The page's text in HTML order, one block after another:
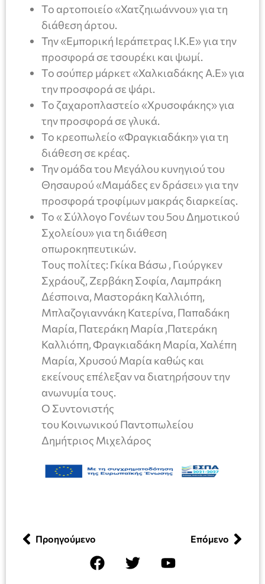
Το αρτοποιείο «Χατζηιωάννου» για τη
διάθεση άρτου.
Την «Εμπορική Ιεράπετρας Ι.Κ.Ε» για την
προσφορά σε τσουρέκι και ψωμί.
Το σούπερ μάρκετ «Χαλκιαδάκης Α.Ε» για
την προσφορά σε ψάρι.
Το ζαχαροπλαστείο «Χρυσοφάκης» για
την προσφορά σε γλυκά.
Το κρεοπωλείο «Φραγκιαδάκη» για τη
διάθεση σε κρέας.
Την ομάδα του Μεγάλου κυνηγιού του
Θησαυρού «Μαμάδες εν δράσει» για την
προσφορά τροφίμων μακράς διαρκείας.
Το « Σύλλογο Γονέων του 5ου Δημοτικού
Σχολείου» για τη διάθεση
οπωροκηπευτικών.
Τους πολίτες: Γκίκα Βάσω , Γιούργκεν
Σχράουζ, Ζερβάκη Σοφία, Λαμπράκη
Δέσποινα, Μαστοράκη Καλλιόπη,
Μπλαζογιαννάκη Κατερίνα, Παπαδάκη
Μαρία, Πατεράκη Μαρία ,Πατεράκη
Καλλιόπη, Φραγκιαδάκη Μαρία, Χαλέπη
Μαρία, Χρυσού Μαρία καθώς και
εκείνους επέλεξαν να διατηρήσουν την
ανωνυμία τους.
Ο Συντονιστής
του Κοινωνικού Παντοπωλείου
Δημήτριος Μιχελάρος
Προηγούμενο Επόμενο